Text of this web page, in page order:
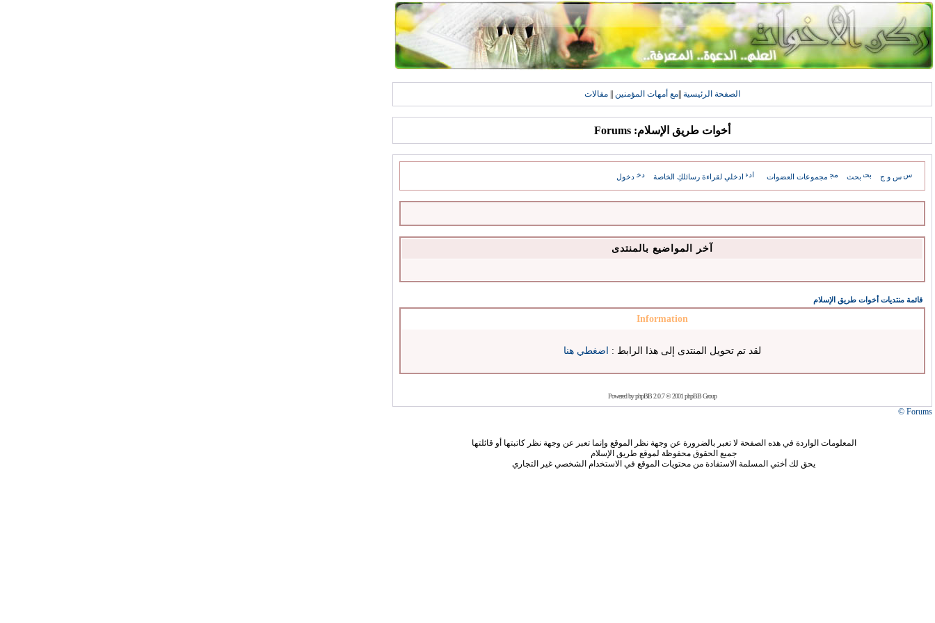
الصفحة الرئيسية مع أمهات المؤمنين مقالات
أخوات طريق الإسلام: Forums
س و ج بحث مجموعات العضوات ادخلي لقراءة رسائلكِ الخاصة دخول
آخر المواضيع بالمنتدى
قائمة منتديات أخوات طريق الإسلام
Information
لقد تم تحويل المنتدى إلى هذا الرابط : اضغطي هنا
Powered byphpBB2.0.7 © 2001 phpBB Group
Forums ©
المعلومات الواردة في هذه الصفحة لا تعبر بالضرورة عن وجهة نظر الموقع وإنما تعبر عن وجهة نظر كاتبتها أو قائلتها
جميع الحقوق محفوظة لموقع طريق الإسلام
يحق لك أختي المسلمة الاستفادة من محتويات الموقع في الاستخدام الشخصي غير التجاري